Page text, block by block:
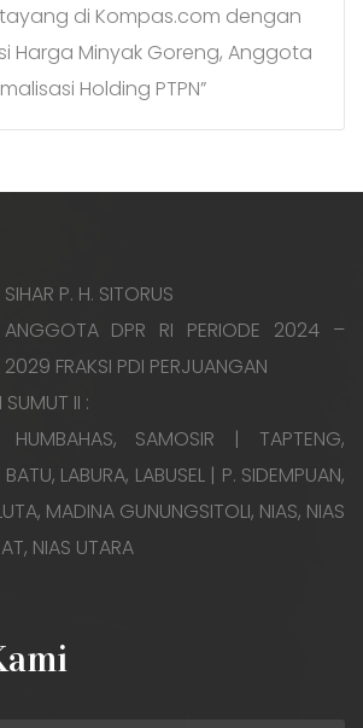
di Kompas.com dengan
Harga Minyak Goreng, Anggota
Holding PTPN”
SIHAR P. H. SITORUS
ANGGOTA DPR RI PERIODE 2024 –
2029 FRAKSI PDI PERJUANGAN
SUMUT II :
HUMBAHAS, SAMOSIR | TAPTENG,
LABURA, LABUSEL | P. SIDEMPUAN,
MADINA GUNUNGSITOLI, NIAS, NIAS
NIAS UTARA